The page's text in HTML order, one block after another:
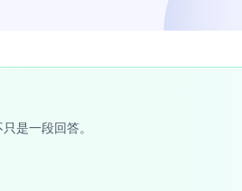
是一段回答。